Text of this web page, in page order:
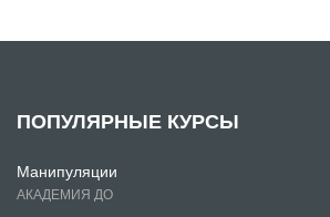
ПОПУЛЯРНЫЕ КУРСЫ
Манипуляции
АКАДЕМИЯ ДО